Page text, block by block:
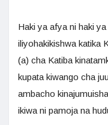
Haki ya afya ni haki
iliyohakikishwa katika
(a) cha Katiba
kupata kiwango cha
ambacho
ikiwa ni pamoja na